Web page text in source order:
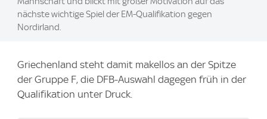
nächste wichtige Spiel der EM-Qualifikation gegen
Nordirland.
Griechenland steht damit makellos an der Spitze
der Gruppe F, die DFB-Auswahl dagegen früh in der
Qualifikation unter Druck.